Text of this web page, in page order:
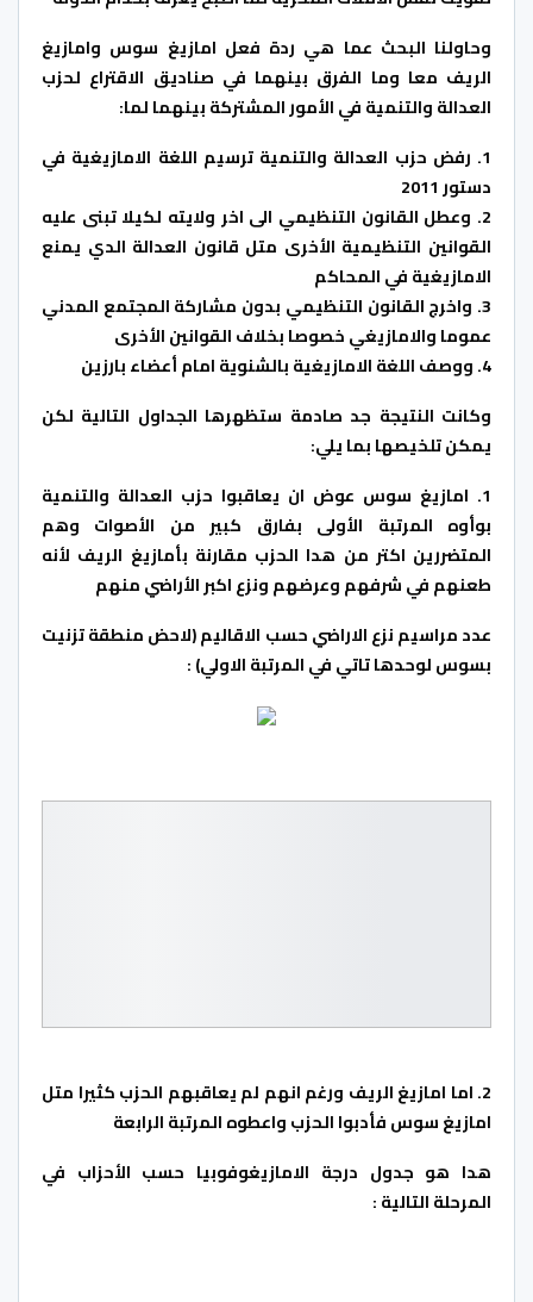
وحاولنا البحث عما هي ردة فعل امازيغ سوس وامازيغ
الريف معا وما الفرق بينهما في صناديق الاقتراع لحزب
العدالة والتنمية في الأمور المشتركة بينهما لما:
1. رفض حزب العدالة والتنمية ترسيم اللغة الامازيغية في
دستور 2011
2. وعطل القانون التنظيمي الى اخر ولايته لكيلا تبنى عليه
القوانين التنظيمية الأخرى متل قانون العدالة الدي يمنع
الامازيغية في المحاكم
3. واخرج القانون التنظيمي بدون مشاركة المجتمع المدني
عموما والامازيغي خصوصا بخلاف القوانين الأخرى
4. ووصف اللغة الامازيغية بالشنوية امام أعضاء بارزين
وكانت النتيجة جد صادمة ستظهرها الجداول التالية لكن
يمكن تلخيصها بما يلي:
1. امازيغ سوس عوض ان يعاقبوا حزب العدالة والتنمية
بوأوه المرتبة الأولى بفارق كبير من الأصوات وهم
المتضررين اكتر من هدا الحزب مقارنة بأمازيغ الريف لأنه
طعنهم في شرفهم وعرضهم ونزع اكبر الأراضي منهم
عدد مراسيم نزع الاراضي حسب الاقاليم (لاحض منطقة تزنيت
بسوس لوحدها تاتي في المرتبة الاولي) :
2. اما امازيغ الريف ورغم انهم لم يعاقبهم الحزب كثيرا متل
امازيغ سوس فأدبوا الحزب واعطوه المرتبة الرابعة
هدا هو جدول درجة الامازيغوفوبيا حسب الأحزاب في
المرحلة التالية :